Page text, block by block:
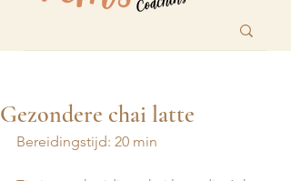
Gezondere chai latte
Bereidingstijd: 20 min